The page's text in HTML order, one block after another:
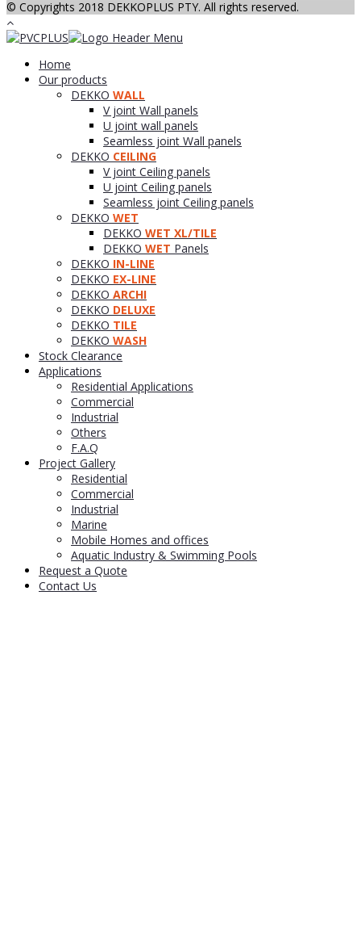
© Copyrights 2018 DEKKOPLUS PTY. All rights reserved.
Home
Our products
DEKKO WALL
V joint Wall panels
U joint wall panels
Seamless joint Wall panels
DEKKO CEILING
V joint Ceiling panels
U joint Ceiling panels
Seamless joint Ceiling panels
DEKKO WET
DEKKO WET XL/TILE
DEKKO WET Panels
DEKKO IN-LINE
DEKKO EX-LINE
DEKKO ARCHI
DEKKO DELUXE
DEKKO TILE
DEKKO WASH
Stock Clearance
Applications
Residential Applications
Commercial
Industrial
Others
F.A.Q
Project Gallery
Residential
Commercial
Industrial
Marine
Mobile Homes and offices
Aquatic Industry & Swimming Pools
Request a Quote
Contact Us